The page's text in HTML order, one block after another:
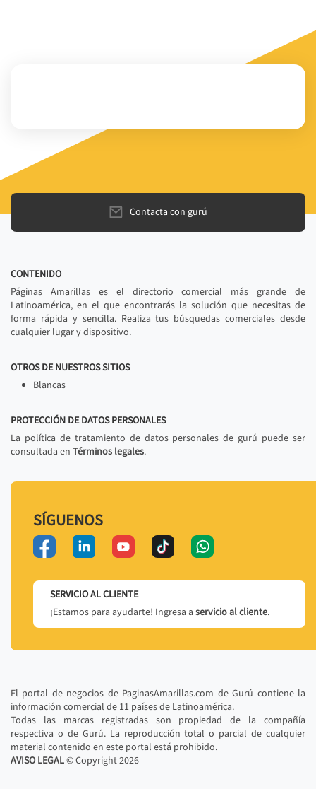
Contacta con gurú
CONTENIDO
Páginas Amarillas es el directorio comercial más grande de
Latinoamérica, en el que encontrarás la solución que necesitas de
forma rápida y sencilla. Realiza tus búsquedas comerciales desde
cualquier lugar y dispositivo.
OTROS DE NUESTROS SITIOS
Blancas
PROTECCIÓN DE DATOS PERSONALES
La política de tratamiento de datos personales de gurú puede ser
consultada en Términos legales.
SÍGUENOS
SERVICIO AL CLIENTE
¡Estamos para ayudarte! Ingresa a servicio al cliente.
El portal de negocios de PaginasAmarillas.com de Gurú contiene la
información comercial de 11 países de Latinoamérica.
Todas las marcas registradas son propiedad de la compañía
respectiva o de Gurú. La reproducción total o parcial de cualquier
material contenido en este portal está prohibido.
AVISO LEGAL© Copyright2026